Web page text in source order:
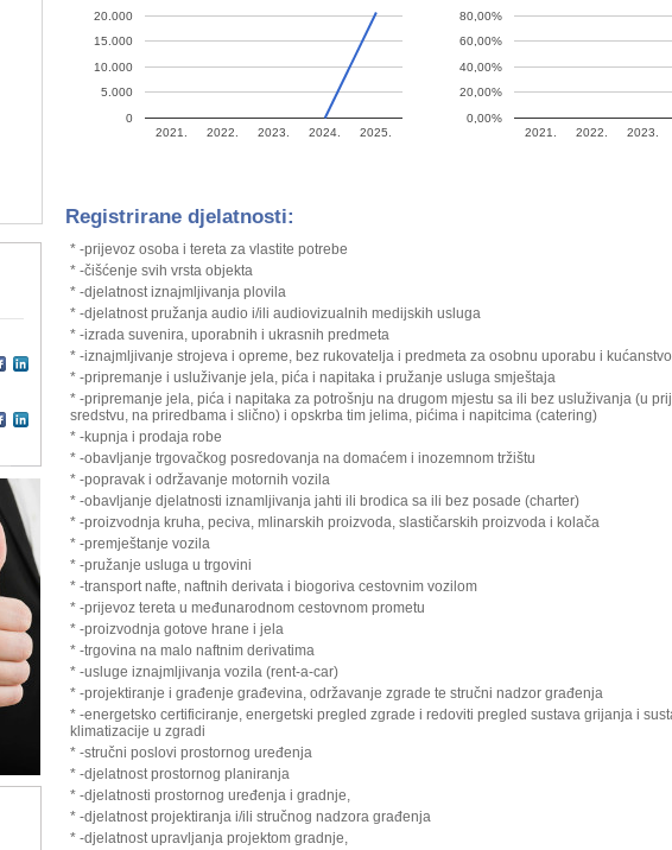
2021. 2022. 2023. 2024. 2025.
0
5.000
10.000
15.000
20.000
2021. 2022. 2023.
0,00%
20,00%
40,00%
60,00%
80,00%
Registrirane djelatnosti:
* -prijevoz osoba i tereta za vlastite potrebe
* -čišćenje svih vrsta objekta
* -djelatnost iznajmljivanja plovila
* -djelatnost pružanja audio i/ili audiovizualnih medijskih usluga
* -izrada suvenira, uporabnih i ukrasnih predmeta
* -iznajmljivanje strojeva i opreme, bez rukovatelja i predmeta za osobnu uporabu i kućanstvo
* -pripremanje i usluživanje jela, pića i napitaka i pružanje usluga smještaja
* -pripremanje jela, pića i napitaka za potrošnju na drugom mjestu sa ili bez usluživanja (u
sredstvu, na priredbama i slično) i opskrba tim jelima, pićima i napitcima (catering)
* -kupnja i prodaja robe
* -obavljanje trgovačkog posredovanja na domaćem i inozemnom tržištu
* -popravak i održavanje motornih vozila
* -obavljanje djelatnosti iznamljivanja jahti ili brodica sa ili bez posade (charter)
* -proizvodnja kruha, peciva, mlinarskih proizvoda, slastičarskih proizvoda i kolača
* -premještanje vozila
* -pružanje usluga u trgovini
* -transport nafte, naftnih derivata i biogoriva cestovnim vozilom
* -prijevoz tereta u međunarodnom cestovnom prometu
* -proizvodnja gotove hrane i jela
* -trgovina na malo naftnim derivatima
* -usluge iznajmljivanja vozila (rent-a-car)
* -projektiranje i građenje građevina, održavanje zgrade te stručni nadzor građenja
* -energetsko certificiranje, energetski pregled zgrade i redoviti pregled sustava grijanja i
klimatizacije u zgradi
* -stručni poslovi prostornog uređenja
* -djelatnost prostornog planiranja
* -djelatnosti prostornog uređenja i gradnje,
* -djelatnost projektiranja i/ili stručnog nadzora građenja
* -djelatnost upravljanja projektom gradnje,